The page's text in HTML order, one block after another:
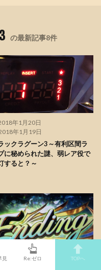
の最新記事8件
年1月20日
年1月19日
ックラグーン3～有利区間ラ
に秘められた謎、弱レア役で
すると？～
年1月14日
見
Re:ゼロ TOPへ